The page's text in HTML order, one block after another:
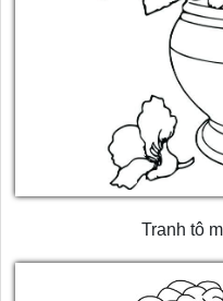
Tranh tô